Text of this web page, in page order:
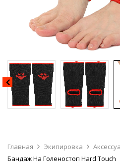
Главная Экипировка
Бандаж На Голеностоп Hard Touch